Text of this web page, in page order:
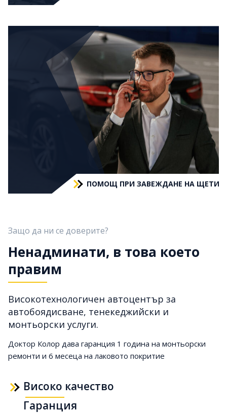
ПОМОЩ ПРИ ЗАВЕЖДАНЕ НА ЩЕТИ
Защо да ни се доверите?
Ненадминати, в това което
правим
Високотехнологичен автоцентър за
автобоядисване, тенекеджийски и
монтьорски услуги.
Доктор Колор дава гаранция 1 година на монтьорски
ремонти и 6 месеца на лаковото покритие
Високо качество
Гаранция